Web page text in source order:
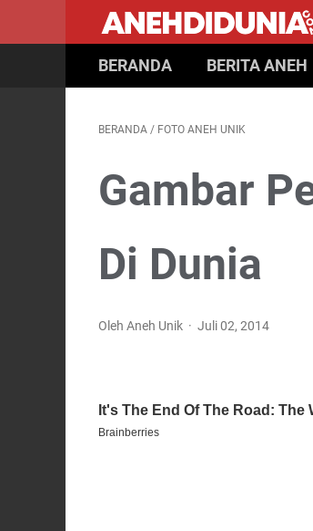
BERANDA BERITA ANEH
BERANDA / FOTO ANEH UNIK
Gambar
Di Dunia
Oleh Aneh Unik Juli 02, 2014